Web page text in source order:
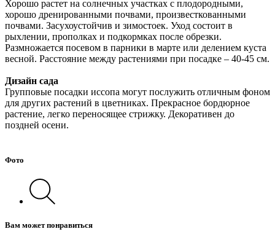
Хорошо растет на солнечных участках с плодородными,
хорошо дренированными почвами, произвесткованными
почвами. Засухоустойчив и зимостоек. Уход состоит в
рыхлении, прополках и подкормках после обрезки.
Размножается посевом в парники в марте или делением куста
весной. Расстояние между растениями при посадке – 40-45 см.
Дизайн сада
Групповые посадки иссопа могут послужить отличным фоном
для других растений в цветниках. Прекрасное бордюрное
растение, легко переносящее стрижку. Декоративен до
поздней осени.
Фото
Вам может понравиться